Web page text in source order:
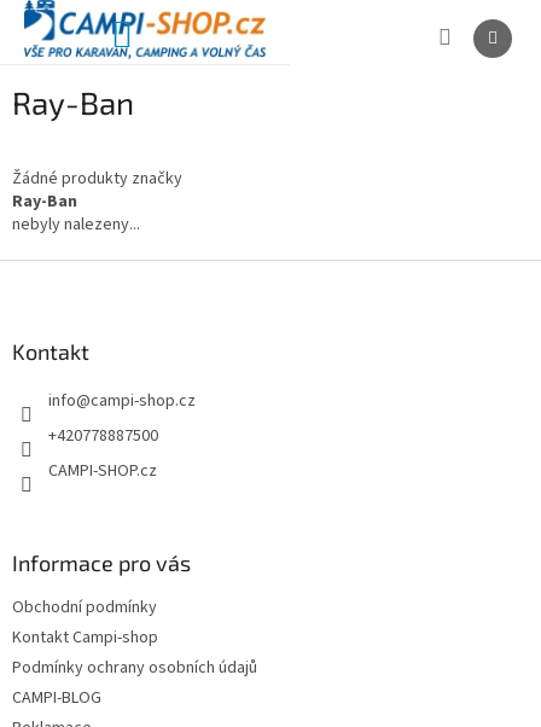
Přejít
obsah
NÁKUPNÍ
Ray-Ban
Žádné produkty značky
Ray-Ban
nebyly nalezeny...
Kontakt
info@campi-shop.cz
+420778887500
CAMPI-SHOP.cz
Informace pro vás
Obchodní podmínky
Kontakt Campi-shop
Podmínky ochrany osobních údajů
CAMPI-BLOG